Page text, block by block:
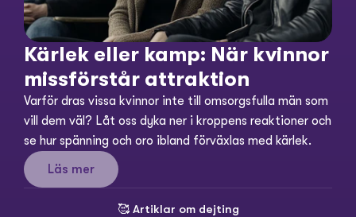
Kärlek eller kamp: När kvinnor
missförstår attraktion
Varför dras vissa kvinnor inte till omsorgsfulla män som
vill dem väl? Låt oss dyka ner i kroppens reaktioner och
se hur spänning och oro ibland förväxlas med kärlek.
Läs mer
🥰 Artiklar om dejting